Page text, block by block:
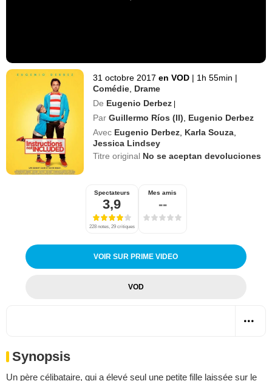
31 octobre 2017 en VOD | 1h 55min |
Comédie Drame
De Eugenio Derbez |
Par Guillermo Ríos (II)
Eugenio Derbez
Avec Eugenio Derbez Karla Souza
Jessica Lindsey
Titre original No se aceptan devoluciones
Spectateurs
3,9
228 notes, 29 critiques
Mes amis
--
VOIR SUR PRIME VIDEO
VOD
Synopsis
Un père célibataire, qui a élevé seul une petite fille laissée sur le